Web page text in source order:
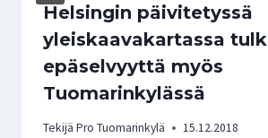
Helsingin päivitetyssä
yleiskaavakartassa
epäselvyyttä myös
Tuomarinkylässä
Tekijä Pro Tuomarinkylä 15.12.2018